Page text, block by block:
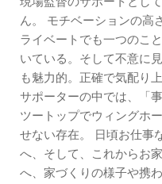
ん。 モチベーションの高
ライベートでも一つのこ
いている。そして不意に
も魅力的。正確で気配り
サポーターの中では、「
ツートップでウィングホ
せない存在。 日頃お仕事
へ、そして、これからお
へ、家づくりの様子や携